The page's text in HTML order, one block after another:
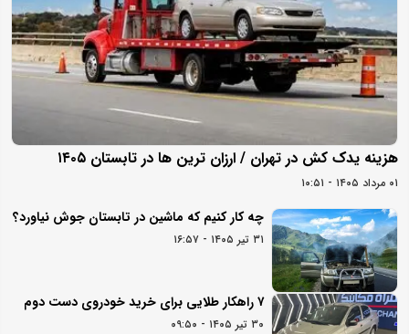
هزینه یدک کش در تهران / ارزان ترین ها در تابستان ۱۴۰۵
۰۱ مرداد ۱۴۰۵ - ۱۰:۵۱
چه کار کنیم که ماشین در تابستان جوش نیاورد؟
۳۱ تیر ۱۴۰۵ - ۱۶:۵۷
۷ راهکار طلایی برای خرید خودروی دست دوم
۳۰ تیر ۱۴۰۵ - ۰۹:۵۰